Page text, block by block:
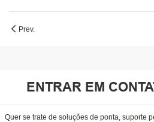
Prev.
ENTRAR EM
Quer se trate de soluções de ponta, suporte